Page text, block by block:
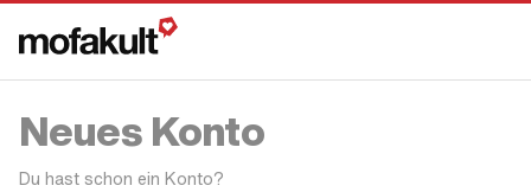
Neues Konto
Du hast schon ein Konto?